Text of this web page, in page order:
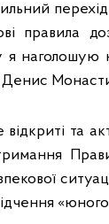
правила
я наголошую
Денис
та